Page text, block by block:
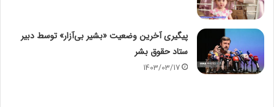
پیگیری آخرین وضعیت «بشیر بی‌آزار» توسط دبیر
ستاد حقوق بشر
1403/03/17